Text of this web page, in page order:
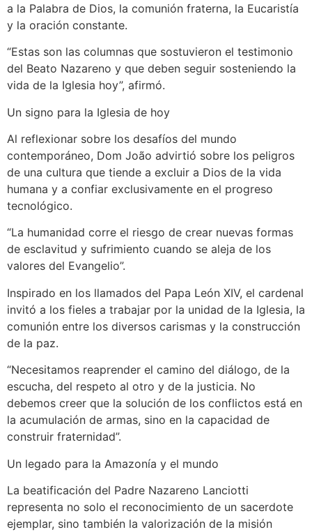
a la Palabra de Dios, la comunión fraterna, la Eucaristía
y la oración constante.
“Estas son las columnas que sostuvieron el testimonio
del Beato Nazareno y que deben seguir sosteniendo la
vida de la Iglesia hoy”, afirmó.
Un signo para la Iglesia de hoy
Al reflexionar sobre los desafíos del mundo
contemporáneo, Dom João advirtió sobre los peligros
de una cultura que tiende a excluir a Dios de la vida
humana y a confiar exclusivamente en el progreso
tecnológico.
“La humanidad corre el riesgo de crear nuevas formas
de esclavitud y sufrimiento cuando se aleja de los
valores del Evangelio”.
Inspirado en los llamados del Papa León XIV, el cardenal
invitó a los fieles a trabajar por la unidad de la Iglesia, la
comunión entre los diversos carismas y la construcción
de la paz.
“Necesitamos reaprender el camino del diálogo, de la
escucha, del respeto al otro y de la justicia. No
debemos creer que la solución de los conflictos está en
la acumulación de armas, sino en la capacidad de
construir fraternidad”.
Un legado para la Amazonía y el mundo
La beatificación del Padre Nazareno Lanciotti
representa no solo el reconocimiento de un sacerdote
ejemplar, sino también la valorización de la misión